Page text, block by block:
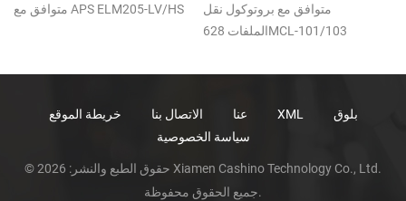
متوافق مع APS ELM205-LV/HS
متوافق مع بروتوكول نقل
الملفات 628MCL-101/103
عنا الاتصال بنا خريطة الموقع XML
بلوق
سياسة الخصوصية
© حقوق الطبع والنشر: 2026 Xiamen Cashino Technology Co., Ltd.
جميع الحقوق محفوظة.